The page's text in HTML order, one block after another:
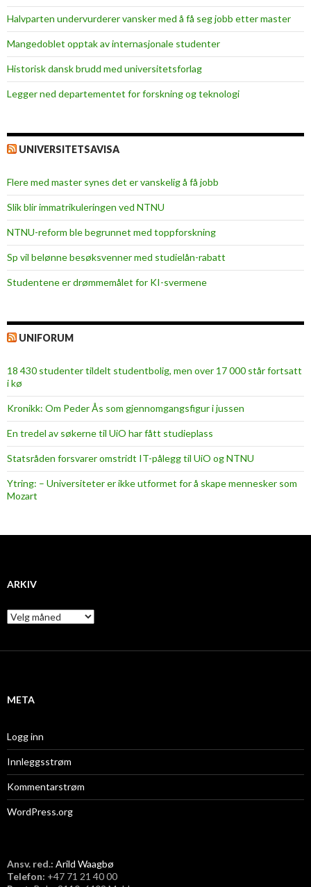
Halvparten undervurderer vansker med å få seg jobb etter master
Mangedoblet opptak av internasjonale studenter
Historisk dansk brudd med universitetsforlag
Legger ned departementet for forskning og teknologi
UNIVERSITETSAVISA
Flere med master synes det er vanskelig å få jobb
Slik blir immatrikuleringen ved NTNU
NTNU-reform ble begrunnet med toppforskning
Sp vil belønne besøksvenner med studielån-rabatt
Studentene er drømmemålet for KI-svermene
UNIFORUM
18 430 studenter tildelt studentbolig, men over 17 000 står fortsatt
i kø
Kronikk: Om Peder Ås som gjennomgangsfigur i jussen
En tredel av søkerne til UiO har fått studieplass
Statsråden forsvarer omstridt IT-pålegg til UiO og NTNU
Ytring: – Universiteter er ikke utformet for å skape mennesker som
Mozart
ARKIV
A
r
i
META
Logg inn
Innleggsstrøm
Kommentarstrøm
WordPress.org
Ansv. red.: Arild Waagbø
Telefon: ​+47 71 21 40 00